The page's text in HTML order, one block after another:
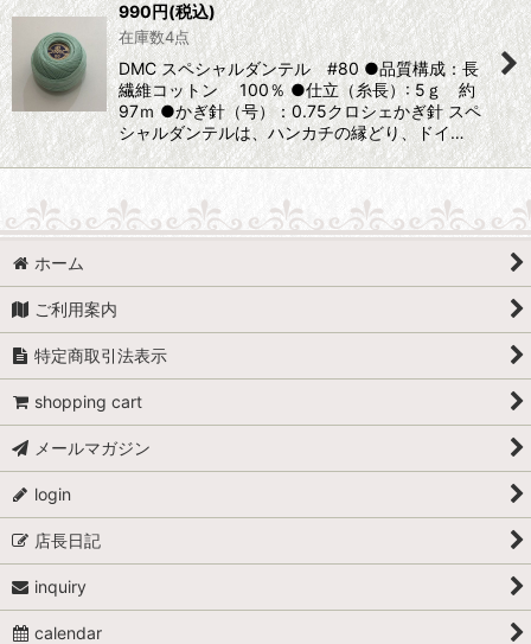
990円(税込)
在庫数4点
DMC スペシャルダンテル #80 ●品質構成：長
繊維コットン 100％ ●仕立（糸長）: 5ｇ 約
97ｍ ●かぎ針（号）：0.75クロシェかぎ針 スペ
シャルダンテルは、ハンカチの縁どり、ドイ…
ホーム
ご利用案内
特定商取引法表示
shopping cart
メールマガジン
login
店長日記
inquiry
calendar